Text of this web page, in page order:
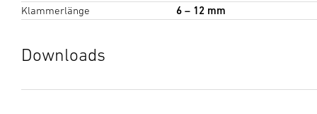
Klammerlänge
6 – 12 mm
Downloads